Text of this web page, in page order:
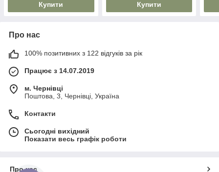
Купити Купити
Про нас
100% позитивних з 122 відгуків за рік
Працює з 14.07.2019
м. Чернівці
Поштова, 3, Чернівці, Україна
Контакти
Сьогодні вихідний
Показати весь графік роботи
Про нас